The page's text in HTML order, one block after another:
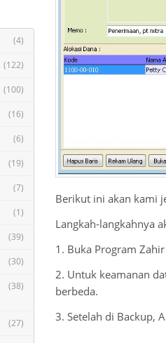
(4)
(122)
(100)
(16)
(6)
(19)
(7)
(1)
(39)
(30)
(38)
(27)
Berikut ini akan kami
Langkah-langkahnya
1. Buka Program
2. Untuk keamanan
berbeda.
3. Setelah di Backup,